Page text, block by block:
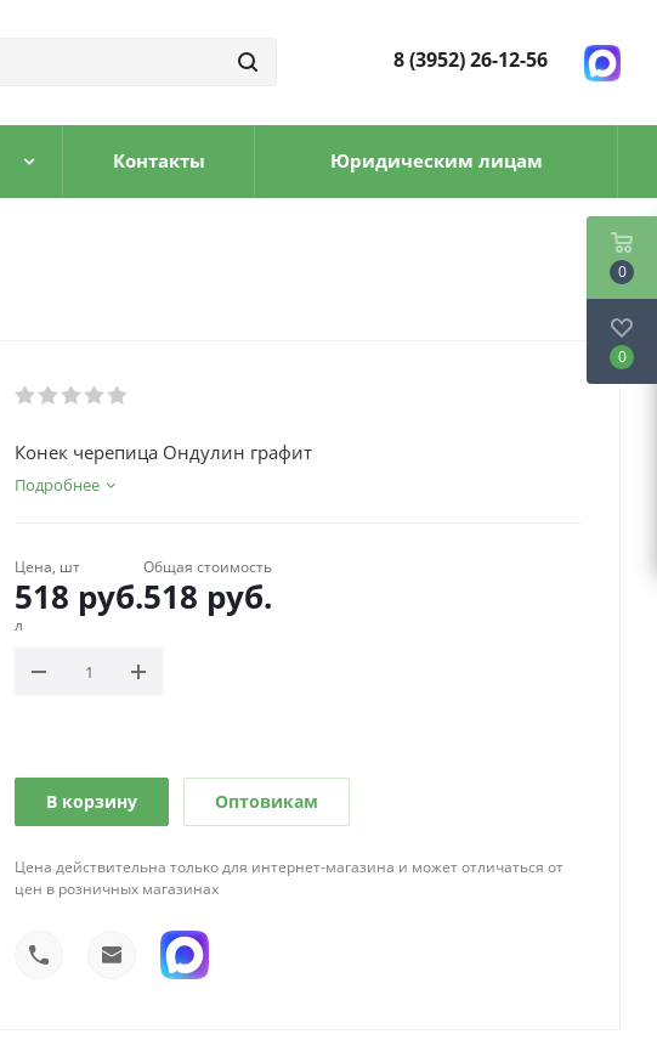
8 (3952) 26-12-56
Контакты Юридическим лицам
Конек черепица Ондулин графит
Подробнее
Цена, шт
518 руб.
Общая стоимость
518 руб.
л
В корзину Оптовикам
Цена действительна только для интернет-магазина и может отличаться от
цен в розничных магазинах
0
0